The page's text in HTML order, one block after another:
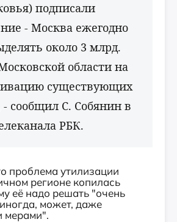
подписали
- Москва ежегодно
около 3 млрд.
области на
существующих
- сообщил С. Собянин в
РБК.
проблема утилизации
регионе копилась
её надо решать "очень
может, даже
мерами".